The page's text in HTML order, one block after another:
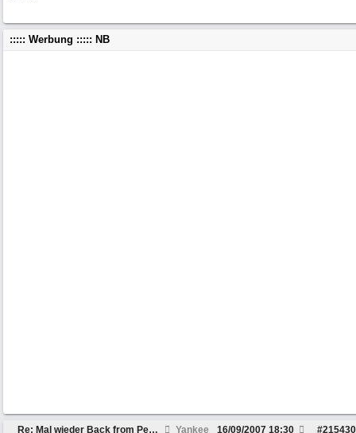
::::: Werbung ::::: NB
Re: Mal wieder Back from Peckfitz Yankee #215430
16/09/2007 18:30